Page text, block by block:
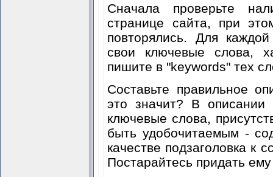
Сначала проверьте
странице сайта, при
повторялись. Для
свои ключевые слова,
пишите в "keywords" тех
Составьте правильное
это значит? В описании
ключевые слова,
быть удобочитаемым -
качестве подзаголовка к
Постарайтесь придать